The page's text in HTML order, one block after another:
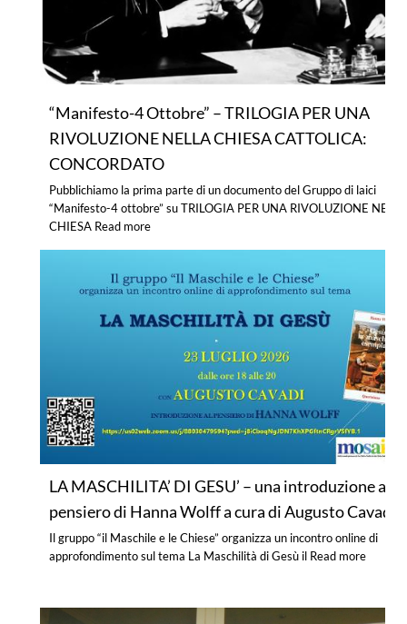
“Manifesto-4 Ottobre” – TRILOGIA PER UNA
RIVOLUZIONE NELLA CHIESA CATTOLICA:
CONCORDATO
Pubblichiamo la prima parte di un documento del Gruppo di laici
“Manifesto-4 ottobre” su TRILOGIA PER UNA RIVOLUZIONE
CHIESA Read more
LA MASCHILITA’ DI GESU’ – una introduzione al
pensiero di Hanna Wolff a cura di Augusto Cavadi
Il gruppo “il Maschile e le Chiese” organizza un incontro online di
approfondimento sul tema La Maschilità di Gesù il Read more